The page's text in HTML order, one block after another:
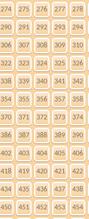
274 275 276 277 278
290 291 292 293 294
306 307 308 309 310
322 323 324 325 326
338 339 340 341 342
354 355 356 357 358
370 371 372 373 374
386 387 388 389 390
402 403 404 405 406
418 419 420 421 422
434 435 436 437 438
450 451 452 453 454